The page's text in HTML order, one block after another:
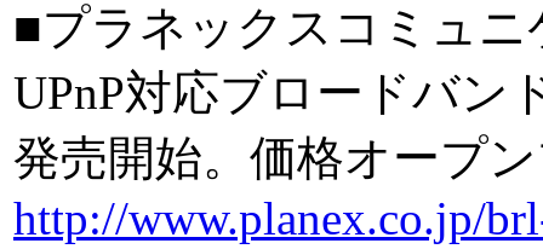
■プラネックスコミュニ
UPnP対応ブロードバン
発売開始。価格オープ
http://www.planex.co.jp/